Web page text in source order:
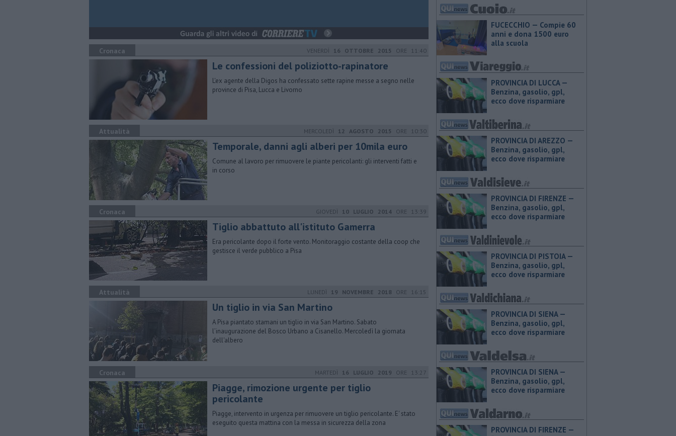
Cronaca VENERDÌ 16 OTTOBRE 2015 ORE 11:40
Le confessioni del poliziotto-rapinatore
L'ex agente della Digos ha confessato sette rapine messe a segno nelle
province di Pisa, Lucca e Livorno
Attualità MERCOLEDÌ 12 AGOSTO 2015 ORE 10:30
Temporale, danni agli alberi per 10mila euro
Comune al lavoro per rimuovere le piante pericolanti: gli interventi fatti e
in corso
Cronaca GIOVEDÌ 10 LUGLIO 2014 ORE 13:39
Tiglio abbattuto all'istituto Gamerra
Era pericolante dopo il forte vento. Monitoraggio costante della coop che
gestisce il verde pubblico a Pisa
Attualità LUNEDÌ 19 NOVEMBRE 2018 ORE 16:15
Un tiglio in via San Martino
A Pisa piantato stamani un tiglio in via San Martino. Sabato
l’inaugurazione del Bosco Urbano a Cisanello. Mercoledì la giornata
dell'albero
Cronaca MARTEDÌ 16 LUGLIO 2019 ORE 13:27
Piagge, rimozione urgente per tiglio
pericolante
Piagge, intervento in urgenza per rimuovere un tiglio pericolante. E' stato
eseguito questa mattina con la messa in sicurezza della zona
FUCECCHIO — Compie 60
anni e dona 1500 euro
alla scuola
PROVINCIA DI LUCCA — ​
Benzina, gasolio, gpl,
ecco dove risparmiare
PROVINCIA DI AREZZO — ​
Benzina, gasolio, gpl,
ecco dove risparmiare
PROVINCIA DI FIRENZE — ​
Benzina, gasolio, gpl,
ecco dove risparmiare
PROVINCIA DI PISTOIA — ​
Benzina, gasolio, gpl,
ecco dove risparmiare
PROVINCIA DI SIENA — ​
Benzina, gasolio, gpl,
ecco dove risparmiare
PROVINCIA DI SIENA — ​
Benzina, gasolio, gpl,
ecco dove risparmiare
PROVINCIA DI FIRENZE — ​